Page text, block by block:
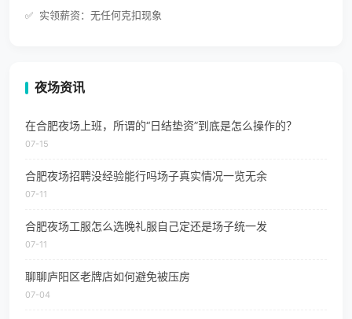
实领薪资：无任何克扣现象
夜场资讯
在合肥夜场上班，所谓的“日结垫资”到底是怎么操作的？
07-15
合肥夜场招聘没经验能行吗场子真实情况一览无余
07-11
合肥夜场工服怎么选晚礼服自己定还是场子统一发
07-11
聊聊庐阳区老牌店如何避免被压房
07-04